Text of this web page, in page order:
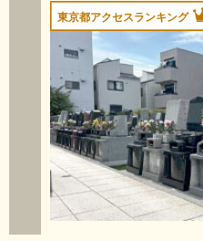
東京都アクセスランキング